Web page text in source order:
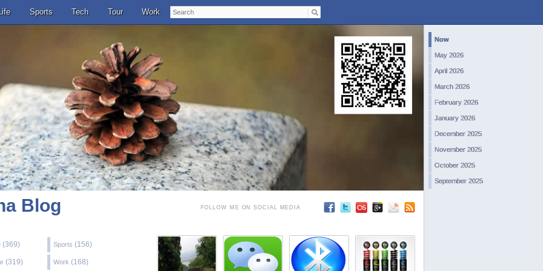
Sports Tech Tour Work
Now
May 2026
April 2026
March 2026
February 2026
January 2026
December 2025
November 2025
October 2025
September 2025
Search
Blog
(369) Sports (156)
(319) Work (168)
FOLLOW ME ON SOCIAL MEDIA